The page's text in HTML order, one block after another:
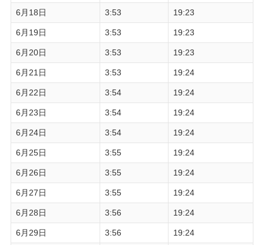
6月18日 3:53 19:23
6月19日 3:53 19:23
6月20日 3:53 19:23
6月21日 3:53 19:24
6月22日 3:54 19:24
6月23日 3:54 19:24
6月24日 3:54 19:24
6月25日 3:55 19:24
6月26日 3:55 19:24
6月27日 3:55 19:24
6月28日 3:56 19:24
6月29日 3:56 19:24